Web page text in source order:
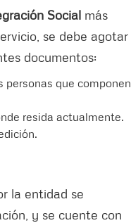
Social más
se debe agotar
documentos:
personas que componen
resida actualmente.
la entidad se
y se cuente con